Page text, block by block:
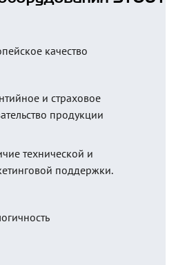
качество
и страховое
продукции
технической и
поддержки.